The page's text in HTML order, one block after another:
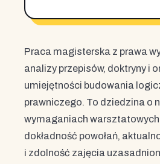
Praca magisterska z prawa
analizy przepisów, doktryny i
umiejętności budowania
prawniczego. To dziedzina o
wymaganiach
dokładność powołań,
i zdolność zajęcia